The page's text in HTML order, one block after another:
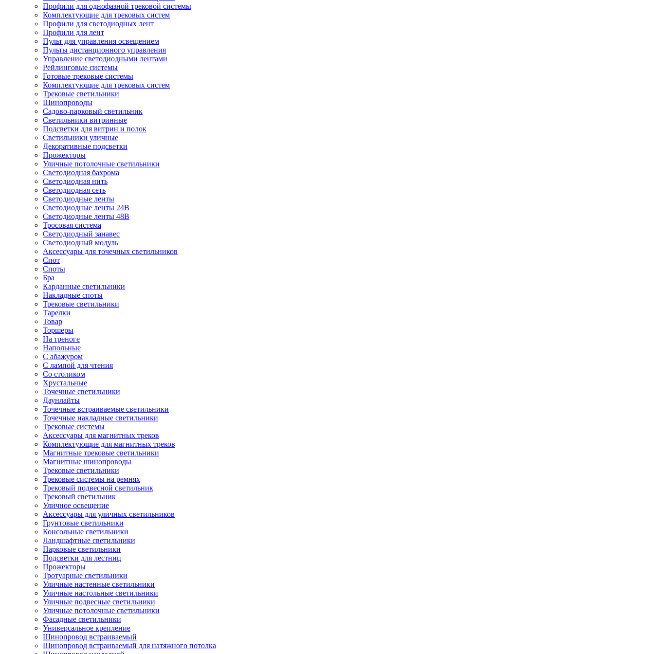
Профили для однофазной трековой системы
Комплектующие для трековых систем
Профили для светодиодных лент
Профили для лент
Пульт для управления освещением
Пульты дистанционного управления
Управление светодиодными лентами
Рейлинговые системы
Готовые трековые системы
Комплектующие для трековых систем
Трековые светильники
Шинопроводы
Садово-парковый светильник
Светильники витринные
Подсветки для витрин и полок
Светильники уличные
Декоративные подсветки
Прожекторы
Уличные потолочные светильники
Светодиодная бахрома
Светодиодная нить
Светодиодная сеть
Светодиодные ленты
Светодиодные ленты 24В
Светодиодные ленты 48В
Тросовая система
Светодиодный занавес
Светодиодный модуль
Аксессуары для точечных светильников
Спот
Споты
Бра
Карданные светильники
Накладные споты
Трековые светильники
Тарелки
Товар
Торшеры
На треноге
Напольные
С абажуром
С лампой для чтения
Со столиком
Хрустальные
Точечные светильники
Даунлайты
Точечные встраиваемые светильники
Точечные накладные светильники
Трековые системы
Аксессуары для магнитных треков
Комплектующие для магнитных треков
Магнитные трековые светильники
Магнитные шинопроводы
Трековые светильники
Трековые системы на ремнях
Трековый подвесной светильник
Трековый светильник
Уличное освещение
Аксессуары для уличных светильников
Грунтовые светильники
Консольные светильники
Ландшафтные светильники
Парковые светильники
Подсветки для лестниц
Прожекторы
Тротуарные светильники
Уличные настенные светильники
Уличные настольные светильники
Уличные подвесные светильники
Уличные потолочные светильники
Фасадные светильники
Универсальное крепление
Шинопровод встраиваемый
Шинопровод встраиваемый для натяжного потолка